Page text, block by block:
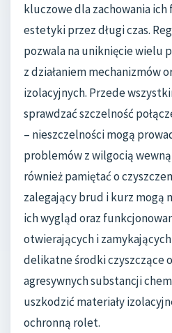
kluczowe dla zachowania
estetyki przez długi czas.
pozwala na uniknięcie wielu
z działaniem mechanizmów
izolacyjnych. Przede
sprawdzać szczelność
– nieszczelności mogą
problemów z wilgocią
również pamiętać o
zalegający brud i kurz mogą
ich wygląd oraz
otwierających i
delikatne środki czyszczące
agresywnych substancji
uszkodzić materiały
ochronną rolet.